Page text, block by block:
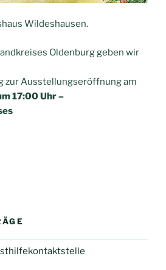
Wildeshausen.
Oldenburg geben wir
zur Ausstellungseröffnung am
17:00 Uhr –